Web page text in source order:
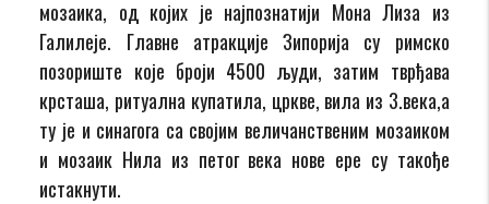
мозаика, од којих је најпознатији Мона Лиза из
Галилеје. Главне атракције Зипорија су римско
позориште које броји 4500 људи, затим тврђава
крсташа, ритуална купатила, цркве, вила из 3.века,а
ту је и синагога са својим величанственим мозаиком
и мозаик Нила из петог века нове ере су такође
истакнути.